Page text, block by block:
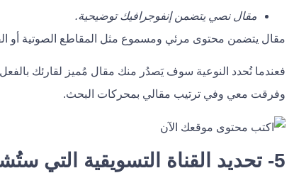
مقال نصي يتضمن إنفوجرافيك توضيحية.
مقال يتضمن محتوى مرئي ومسموع مثل المقاطع الصوتية أو
فعندما تُحدد النوعية سوف يَصدُر منك مقال مُميز لقارئك
وفرقت معي وفي ترتيب مقالي بمحركات البحث.
5- تحديد القناة التسويقية التي ستُشارك بها محتواك